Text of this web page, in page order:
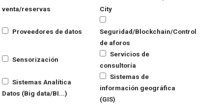
venta/reservas
City
Proveedores de datos
Seguridad/Blockchain/Control
de aforos
Sensorización
Servicios de
consultoría
Sistemas Analítica
Datos (Big data/BI...)
Sistemas de
información geográfica
(GIS)